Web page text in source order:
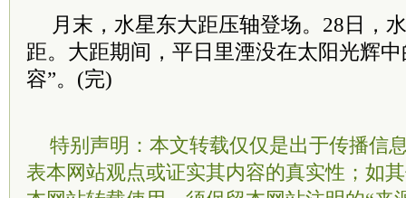
月末，水星东大距压轴登场。28日，
距。大距期间，平日里湮没在太阳光辉
容”。(完)
特别声明：本文转载仅仅是出于传播信
表本网站观点或证实其内容的真实性；如